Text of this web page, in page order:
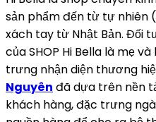
sản phẩm đến từ tự nhiên
xách tay từ Nhật Bản. Đối
của SHOP Hi Bella là mẹ
trưng nhận diện thương
Nguyên đã dựa trên nền
khách hàng, đặc trưng